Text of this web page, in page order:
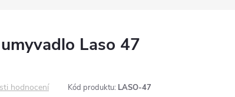
Laso 47
hodnocení Kód produktu: LASO-47